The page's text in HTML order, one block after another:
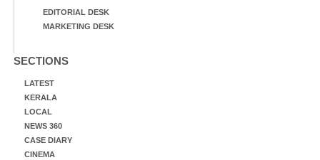
EDITORIAL DESK
MARKETING DESK
SECTIONS
LATEST
KERALA
LOCAL
NEWS 360
CASE DIARY
CINEMA